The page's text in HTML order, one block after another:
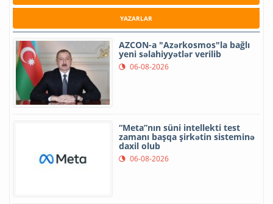
YAZARLAR
AZCON-a "Azərkosmos"la bağlı
yeni səlahiyyətlər verilib
06-08-2026
“Meta”nın süni intellekti test
zamanı başqa şirkətin sisteminə
daxil olub
06-08-2026